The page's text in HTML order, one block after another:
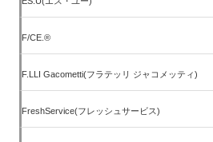
F/CE.®
F.LLI Gacometti(フラテッリ ジャコメッティ)
FreshService(フレッシュサービス)